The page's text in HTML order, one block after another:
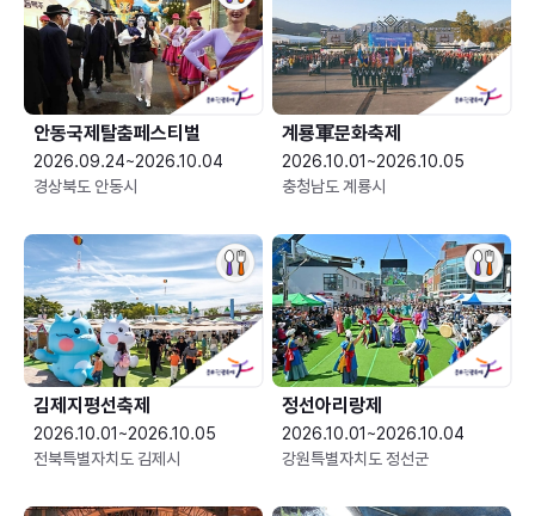
안동국제탈춤페스티벌
2026.09.24~2026.10.04
경상북도 안동시
2026.10.01~2026.10.05
충청남도 계룡시
김제지평선축제
2026.10.01~2026.10.05
전북특별자치도 김제시
정선아리랑제
2026.10.01~2026.10.04
강원특별자치도 정선군